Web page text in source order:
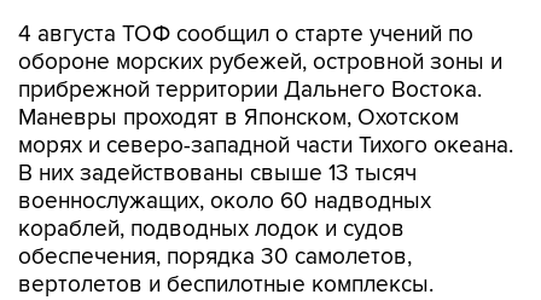
4 августа ТОФ сообщил о старте учений по
обороне морских рубежей, островной зоны и
прибрежной территории Дальнего Востока.
Маневры проходят в Японском, Охотском
морях и северо-западной части Тихого океана.
В них задействованы свыше 13 тысяч
военнослужащих, около 60 надводных
кораблей, подводных лодок и судов
обеспечения, порядка 30 самолетов,
вертолетов и беспилотные комплексы.